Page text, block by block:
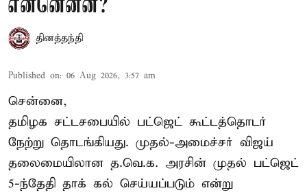
என்னென்ன?
தினத்தந்தி
Published on: 06 Aug 2026, 3:57 am
சென்னை,
தமிழக சட்டசபையில் பட்ஜெட் கூட்டத்தொடர்
நேற்று தொடங்கியது. முதல்-அமைச்சர் விஜய்
தலைமையிலான த.வெ.க. அரசின் முதல் பட்ஜெட்
5-ந்தேதி தாக் கல் செய்யப்படும் என்று